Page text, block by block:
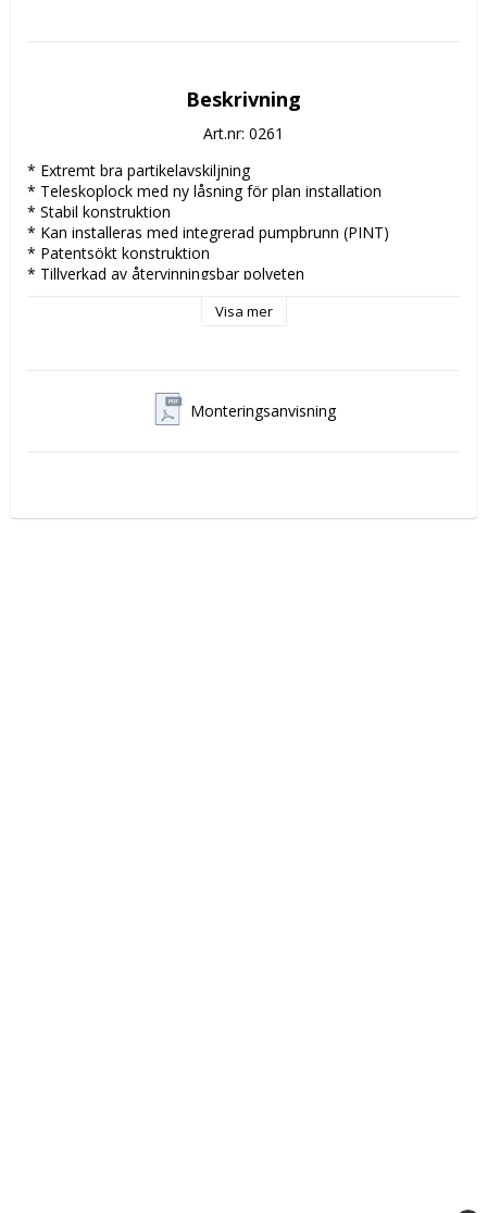
Beskrivning
Art.nr: 0261
* Extremt bra partikelavskiljning
* Teleskoplock med ny låsning för plan installation
* Stabil konstruktion
* Kan installeras med integrerad pumpbrunn (PINT)
* Patentsökt konstruktion
* Tillverkad av återvinningsbar polyeten
* 10 års funktionsgaranti vid komplett avloppssystem
Visa mer
Monteringsanvisning